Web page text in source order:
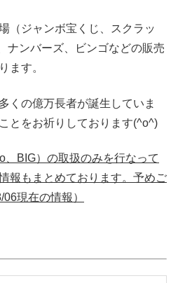
（ジャンボ宝くじ、スクラッ
ナンバーズ、ビンゴなどの販売
ます。
くの億万長者が誕生していま
とをお祈りしております(^o^)
BIG）の取扱のみを行なって
報もまとめております。予めご
現在の情報）